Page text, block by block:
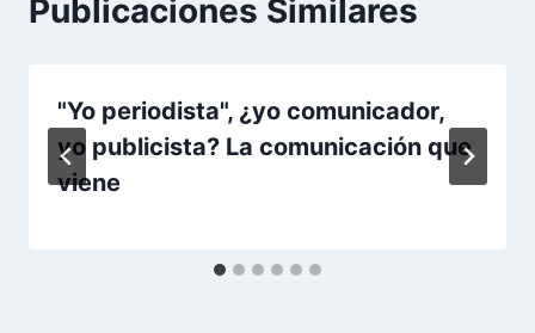
Publicaciones Similares
"Yo periodista", ¿yo comunicador,
yo publicista? La comunicación que
viene